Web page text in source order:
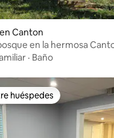
Canton
en la hermosa
· Baño
huéspedes
huéspedes